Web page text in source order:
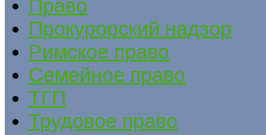
Право
Прокурорский надзор
Римское право
Семейное право
ТГП
Трудовое право